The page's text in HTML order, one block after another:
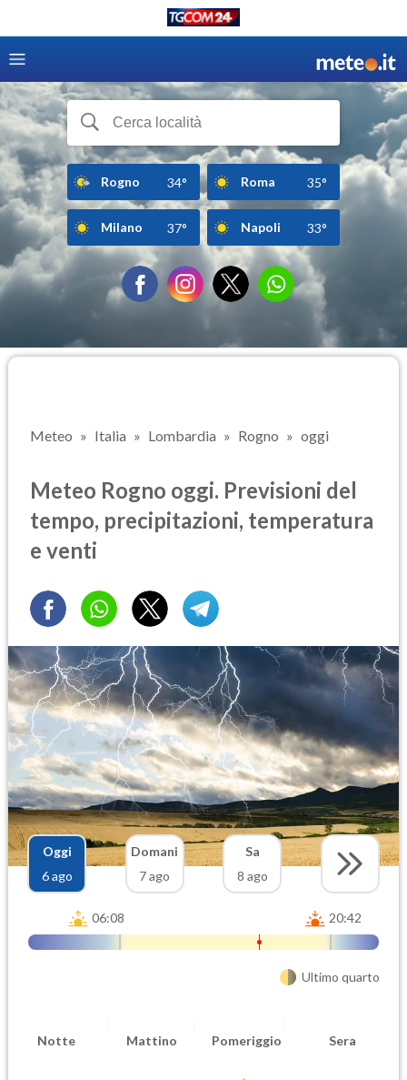
Rogno 34° Roma 35°
Milano 37° Napoli 33°
Meteo Italia Lombardia Rogno oggi
Meteo Rogno oggi. Previsioni del
tempo, precipitazioni, temperatura
e venti
Oggi
6 ago
Domani
7 ago
Sa
8 ago
06:08 20:42
Ultimo quarto
Notte Mattino Pomeriggio Sera